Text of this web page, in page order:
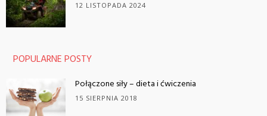
12 LISTOPADA 2024
POPULARNE POSTY
Połączone siły – dieta i ćwiczenia
15 SIERPNIA 2018